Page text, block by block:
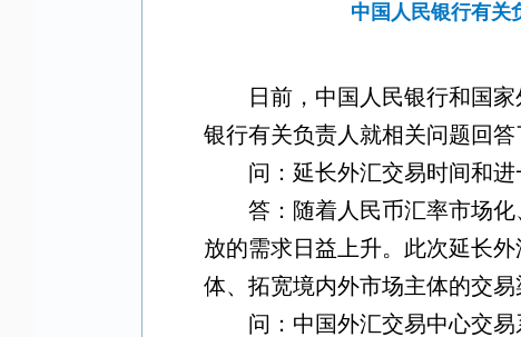
中国人民银行有关
日前，中国人民银行和国
银行有关负责人就相关问题回答
问：延长外汇交易时间和
答：随着人民币汇率市场
放的需求日益上升。此次延长
体、拓宽境内外市场主体的交
问：中国外汇交易中心交